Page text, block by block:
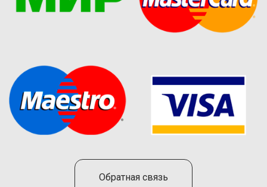
Обратная связь